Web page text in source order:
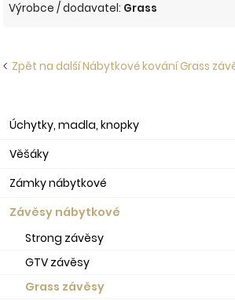
Výrobce / dodavatel: Grass
Zpět na další Nábytkové kování Grass
Úchytky, madla, knopky
Věšáky
Zámky nábytkové
Závěsy nábytkové
Strong závěsy
GTV závěsy
Grass závěsy